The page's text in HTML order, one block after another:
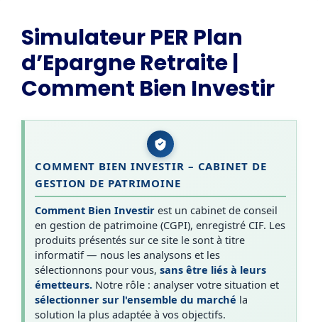
Simulateur PER Plan
d’Epargne Retraite |
Comment Bien Investir
COMMENT BIEN INVESTIR – CABINET DE
GESTION DE PATRIMOINE
Comment Bien Investir est un cabinet de conseil
en gestion de patrimoine (CGPI), enregistré CIF. Les
produits présentés sur ce site le sont à titre
informatif — nous les analysons et les
sélectionnons pour vous, sans être liés à leurs
émetteurs. Notre rôle : analyser votre situation et
sélectionner sur l'ensemble du marché la
solution la plus adaptée à vos objectifs.